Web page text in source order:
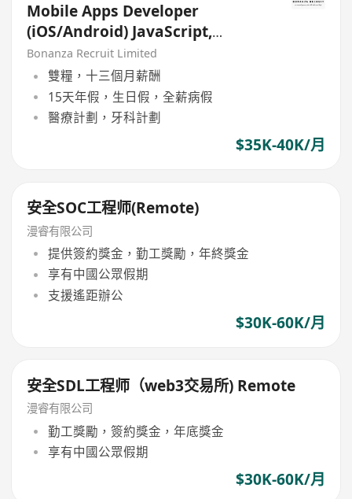
Mobile Apps Developer
(iOS/Android) JavaScript,
NodeJS (Whampoa | HK$40K) x
13
Bonanza Recruit Limited
雙糧，十三個月薪酬
15天年假，生日假，全薪病假
醫療計劃，牙科計劃
$35K-40K/月
安全SOC工程师(Remote)
漫睿有限公司
提供簽約獎金，勤工獎勵，年終獎金
享有中國公眾假期
支援遙距辦公
$30K-60K/月
安全SDL工程师（web3交易所) Remote
漫睿有限公司
勤工獎勵，簽約獎金，年底獎金
享有中國公眾假期
$30K-60K/月